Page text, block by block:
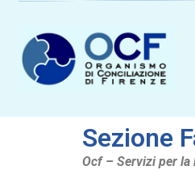
Sezione
Ocf – Servizi per la